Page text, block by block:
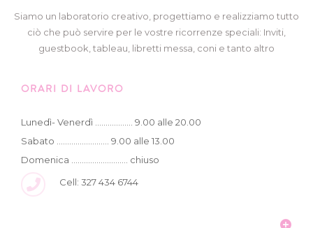
Siamo un laboratorio creativo, progettiamo e realizziamo tutto
ciò che può servire per le vostre ricorrenze speciali: Inviti,
guestbook, tableau, libretti messa, coni e tanto altro
ORARI DI LAVORO
Lunedì- Venerdì .................. 9.00 alle 20.00
Sabato ......................... 9.00 alle 13.00
Domenica ........................... chiuso
Cell: 327 434 6744